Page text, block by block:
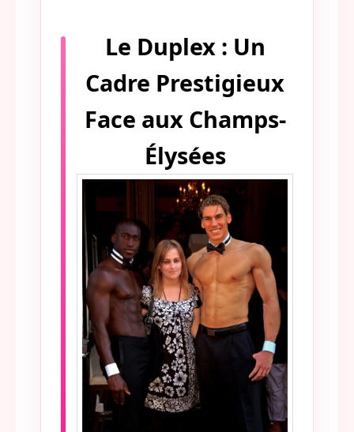
Le Duplex : Un
Cadre Prestigieux
Face aux Champs-
Élysées